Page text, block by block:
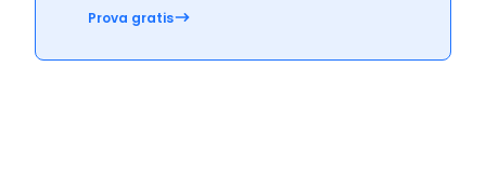
Prova gratis